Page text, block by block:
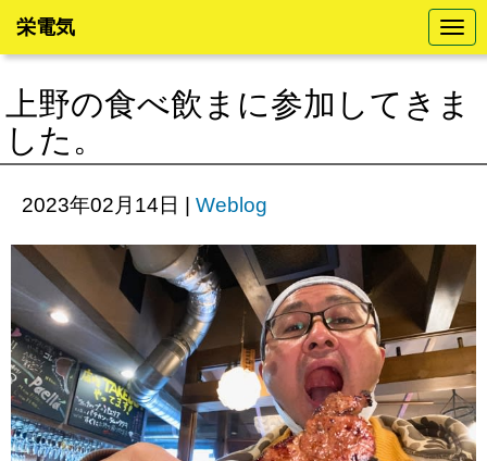
N
a
v
g
a
o
栄電気
上野の食べ飲まに参加してきま
した。
2023年02月14日 | Weblog